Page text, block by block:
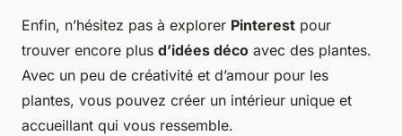
Enfin, n’hésitez pas à explorer Pinterest pour
trouver encore plus d’idées déco avec des plantes.
Avec un peu de créativité et d’amour pour les
plantes, vous pouvez créer un intérieur unique et
accueillant qui vous ressemble.